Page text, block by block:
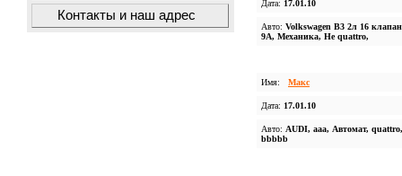
Контакты и наш адрес
Дата: 17.01.10
Авто: Volkswagen B3 2л 16
9А, Механика, Не quattro,
Имя: Макс
Дата: 17.01.10
Авто: AUDI, ааа, Автомат, quattro,
bbbbb